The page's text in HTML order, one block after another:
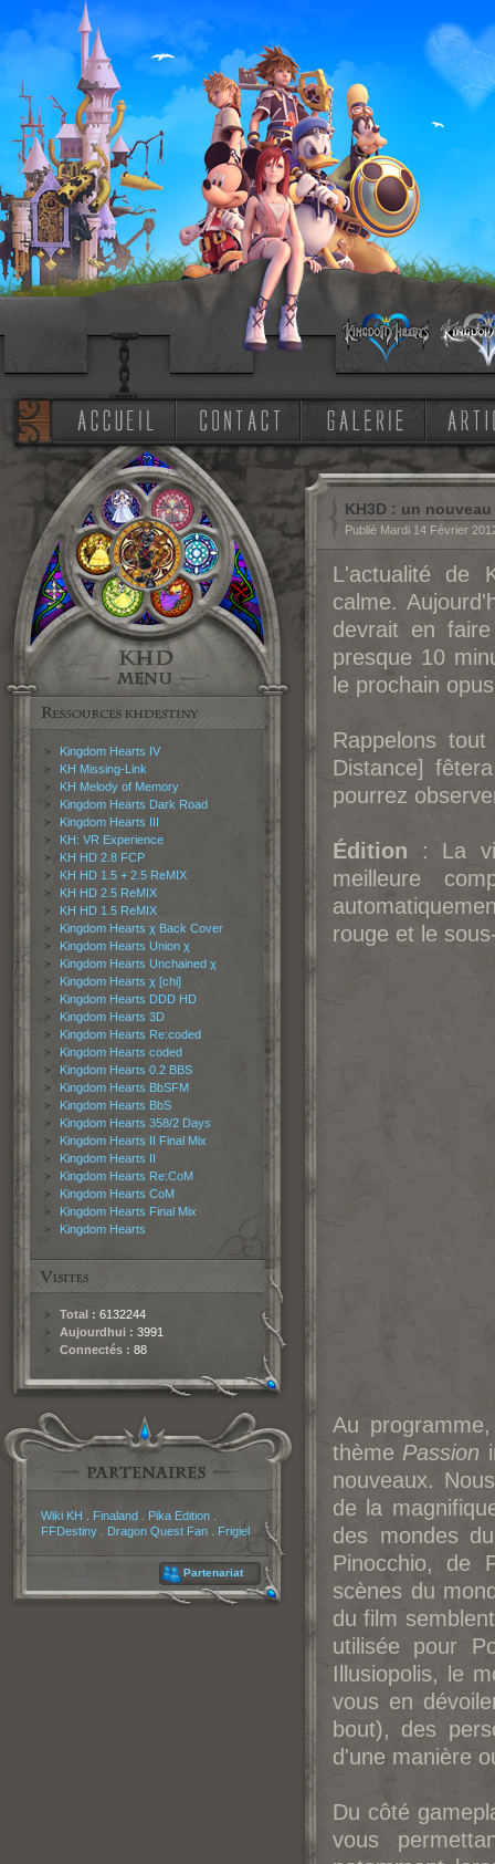
Kingdom Hearts IV
KH Missing-Link
KH Melody of Memory
Kingdom Hearts Dark Road
Kingdom Hearts III
KH: VR Experience
KH HD 2.8 FCP
KH HD 1.5 + 2.5 ReMIX
KH HD 2.5 ReMIX
KH HD 1.5 ReMIX
Kingdom Hearts χ Back Cover
Kingdom Hearts Union χ
Kingdom Hearts Unchained χ
Kingdom Hearts χ [chi]
Kingdom Hearts DDD HD
Kingdom Hearts 3D
Kingdom Hearts Re:coded
Kingdom Hearts coded
Kingdom Hearts 0.2 BBS
Kingdom Hearts BbSFM
Kingdom Hearts BbS
Kingdom Hearts 358/2 Days
Kingdom Hearts II Final Mix
Kingdom Hearts II
Kingdom Hearts Re:CoM
Kingdom Hearts CoM
Kingdom Hearts Final Mix
Kingdom Hearts
Total : 6132244
Aujourdhui : 3991
Connectés : 88
Wiki KH Finaland Pika Edition
FFDestiny
Dragon Quest Fan Frigiel
Partenariat
KH3D : un
Publié Mardi 14 Février
L'actualité de
calme.
devrait en
presque 10
le prochain
Rappelons
Distance]
pourrez
Édition : La
meilleure
rouge et le
Au
thème Passion
nouveaux.
de la
des mondes
Pinocchio, de
scènes du
du film
utilisée pour
Illusiopolis, le
vous en
bout), des
d'une manière
Du côté
vous